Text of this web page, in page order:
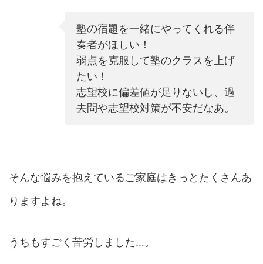
塾の宿題を一緒にやってくれる伴
奏者がほしい！
弱点を克服して塾のクラスを上げ
たい！
志望校に偏差値が足りないし、過
去問や志望校対策が不安だなあ。
そんな悩みを抱えているご家庭はきっとたくさんあ
りますよね。
うちもすごく苦労しました…。